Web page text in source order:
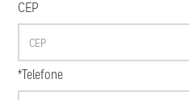
CEP
*Telefone